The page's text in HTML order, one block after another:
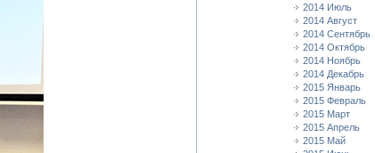
2014 Июль
2014 Август
2014 Сентябрь
2014 Октябрь
2014 Ноябрь
2014 Декабрь
2015 Январь
2015 Февраль
2015 Март
2015 Апрель
2015 Май